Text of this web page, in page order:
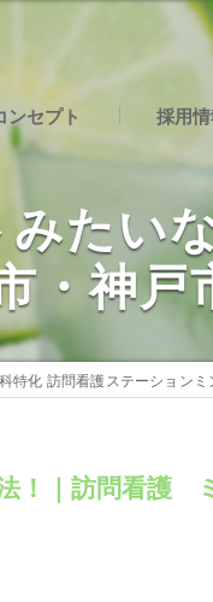
ンセプト
石市の訪問看護･精神科特
石市の訪問看護･精神科特
市の訪問看護･精神科特
採用
社内イ
みた
・神戸
特化 訪問看護ステーションミ
！｜訪問看護